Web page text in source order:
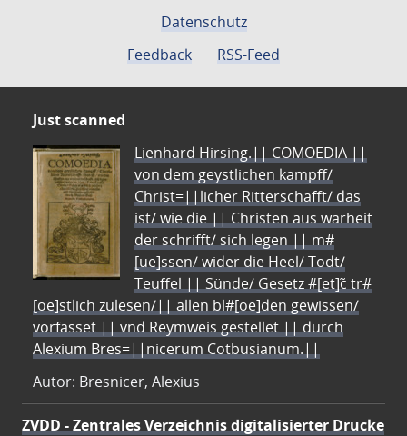
Datenschutz
Feedback
RSS-Feed
Just scanned
Lienhard Hirsing.|| COMOEDIA ||
von dem geystlichen kampff/
Christ=||licher Ritterschafft/ das
ist/ wie die || Christen aus warheit
der schrifft/ sich legen || m#
[ue]ssen/ wider die Heel/ Todt/
Teuffel || Sünde/ Gesetz #[et]c̃ tr#
[oe]stlich zulesen/|| allen bl#[oe]den gewissen/
vorfasset || vnd Reymweis gestellet || durch
Alexium Bres=||nicerum Cotbusianum.||
Autor: Bresnicer, Alexius
ZVDD - Zentrales Verzeichnis digitalisierter Drucke